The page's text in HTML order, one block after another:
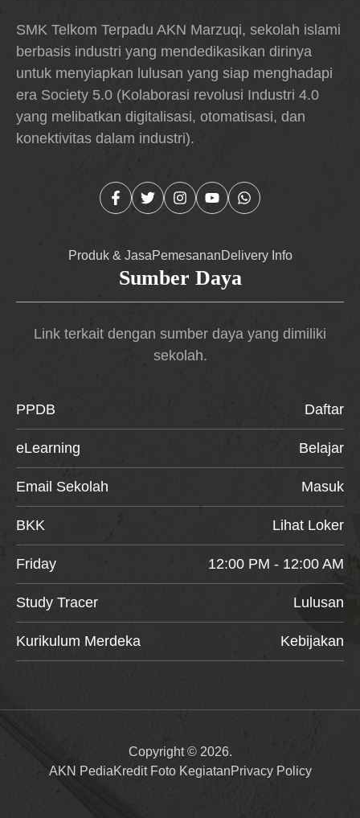
SMK Telkom Terpadu AKN Marzuqi, sekolah islami
berbasis industri yang mendedikasikan dirinya
untuk menyiapkan lulusan yang siap menghadapi
era Society 5.0 (Kolaborasi revolusi Industri 4.0
yang melibatkan digitalisasi, otomatisasi, dan
konektivitas dalam industri).
Produk & JasaPemesananDelivery Info
Sumber Daya
Link terkait dengan sumber daya yang dimiliki
sekolah.
PPDB Daftar
eLearning Belajar
Email Sekolah Masuk
BKK Lihat Loker
Friday 12:00 PM - 12:00 AM
Study Tracer Lulusan
Kurikulum Merdeka Kebijakan
Copyright © 2026.
AKN PediaKredit Foto KegiatanPrivacy Policy